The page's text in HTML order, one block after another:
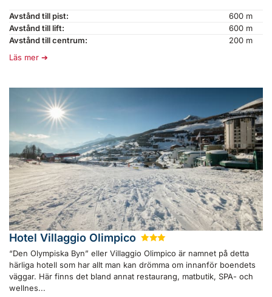
Avstånd till pist:
600 m
Avstånd till lift:
600 m
Avstånd till centrum:
200 m
Läs mer
Hotel Villaggio Olimpico ★★
“Den Olympiska Byn” eller Villaggio Olimpico är namnet på detta
härliga hotell som har allt man kan drömma om innanför boendets
väggar. Här finns det bland annat restaurang, matbutik, SPA- och
wellnes...